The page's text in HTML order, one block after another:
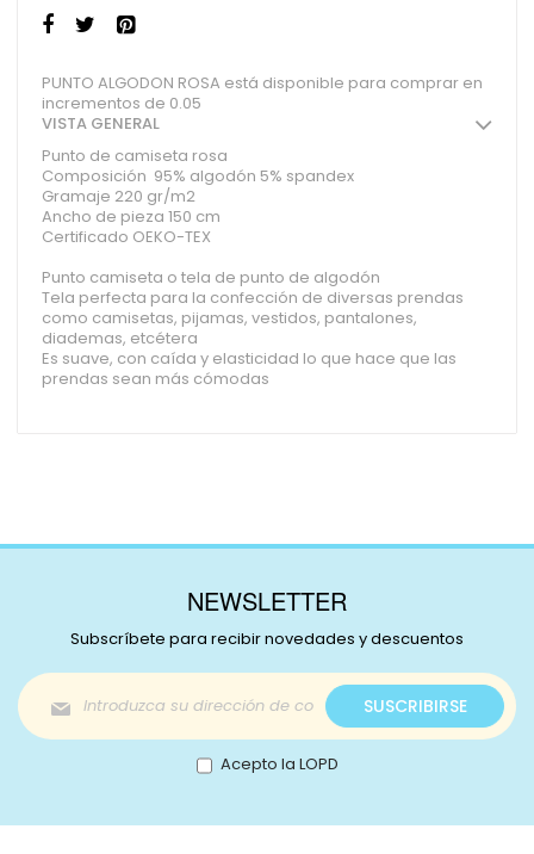
PUNTO ALGODON ROSA está disponible para comprar en
incrementos de 0.05
VISTA GENERAL
Punto de camiseta rosa
Composición 95% algodón 5% spandex
Gramaje 220 gr/m2
Ancho de pieza 150 cm
Certificado OEKO-TEX
Punto camiseta o tela de punto de algodón
Tela perfecta para la confección de diversas prendas
como camisetas, pijamas, vestidos, pantalones,
diademas, etcétera
Es suave, con caída y elasticidad lo que hace que las
prendas sean más cómodas
NEWSLETTER
Subscríbete para recibir novedades y descuentos
Inscríbase
a
nuestro
boletín
de
SUSCRIBIRSE
Acepto la LOPD